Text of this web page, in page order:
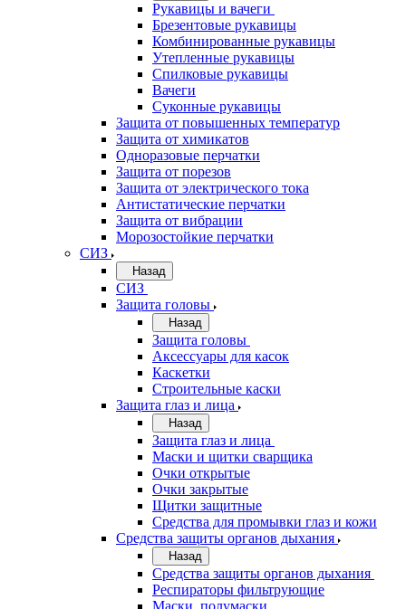
Рукавицы и вачеги
Брезентовые рукавицы
Комбинированные рукавицы
Утепленные рукавицы
Спилковые рукавицы
Вачеги
Суконные рукавицы
Защита от повышенных температур
Защита от химикатов
Одноразовые перчатки
Защита от порезов
Защита от электрического тока
Антистатические перчатки
Защита от вибрации
Морозостойкие перчатки
СИЗ
Назад
СИЗ
Защита головы
Назад
Защита головы
Аксессуары для касок
Каскетки
Строительные каски
Защита глаз и лица
Назад
Защита глаз и лица
Маски и щитки сварщика
Очки открытые
Очки закрытые
Щитки защитные
Средства для промывки глаз и кожи
Средства защиты органов дыхания
Назад
Средства защиты органов дыхания
Респираторы фильтрующие
Маски, полумаски